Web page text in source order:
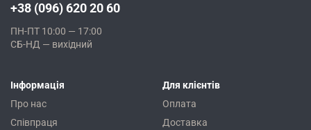
+38 (096) 620 20 60
ПН-ПТ 10:00 — 17:00
СБ-НД — вихідний
Інформація
Про нас
Співпраця
Для клієнтів
Оплата
Доставка